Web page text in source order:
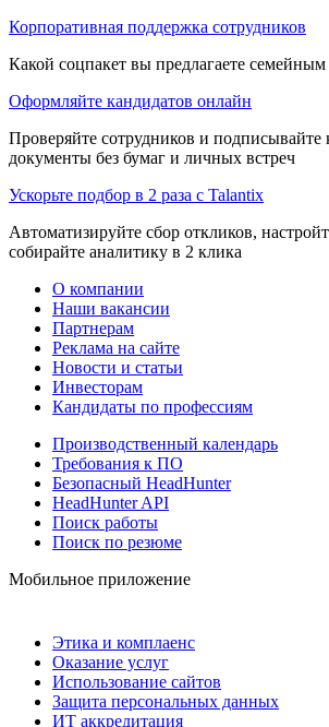
Корпоративная поддержка сотрудников
Какой соцпакет вы предлагаете
Оформляйте кандидатов онлайн
Проверяйте сотрудников и подписывайте
документы без бумаг и личных встреч
Ускорьте подбор в 2 раза с Talantix
Автоматизируйте сбор откликов,
собирайте аналитику в 2 клика
О компании
Наши вакансии
Партнерам
Реклама на сайте
Новости и статьи
Инвесторам
Кандидаты по профессиям
Производственный календарь
Требования к ПО
Безопасный HeadHunter
HeadHunter API
Поиск работы
Поиск по резюме
Мобильное приложение
Этика и комплаенс
Оказание услуг
Использование сайтов
Защита персональных данных
ИТ аккредитация